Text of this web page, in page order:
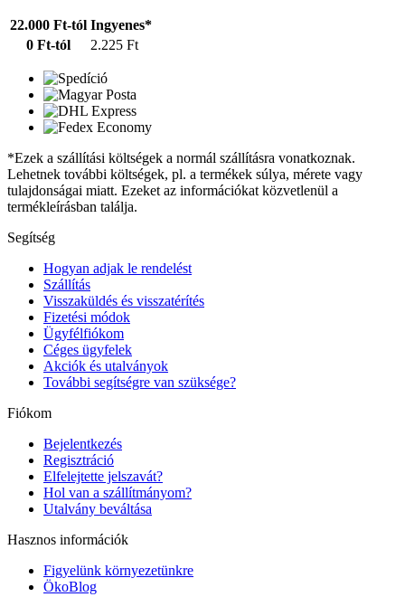
22.000 Ft-tól Ingyenes*
0 Ft-tól
2.225 Ft
*Ezek a szállítási költségek a normál szállításra vonatkoznak.
Lehetnek további költségek, pl. a termékek súlya, mérete vagy
tulajdonságai miatt. Ezeket az információkat közvetlenül a
termékleírásban találja.
Segítség
Hogyan adjak le rendelést
Szállítás
Visszaküldés és visszatérítés
Fizetési módok
Ügyfélfiókom
Céges ügyfelek
Akciók és utalványok
További segítségre van szüksége?
Fiókom
Bejelentkezés
Regisztráció
Elfelejtette jelszavát?
Hol van a szállítmányom?
Utalvány beváltása
Hasznos információk
Figyelünk környezetünkre
ÖkoBlog